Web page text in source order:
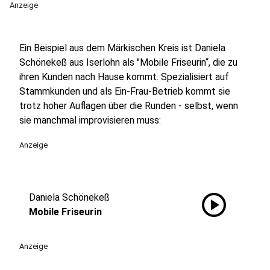
Anzeige
Ein Beispiel aus dem Märkischen Kreis ist Daniela
Schönekeß aus Iserlohn als "Mobile Friseurin“, die zu
ihren Kunden nach Hause kommt. Spezialisiert auf
Stammkunden und als Ein-Frau-Betrieb kommt sie
trotz hoher Auflagen über die Runden - selbst, wenn
sie manchmal improvisieren muss:
Anzeige
Daniela Schönekeß
Mobile Friseurin
play_circle
Anzeige